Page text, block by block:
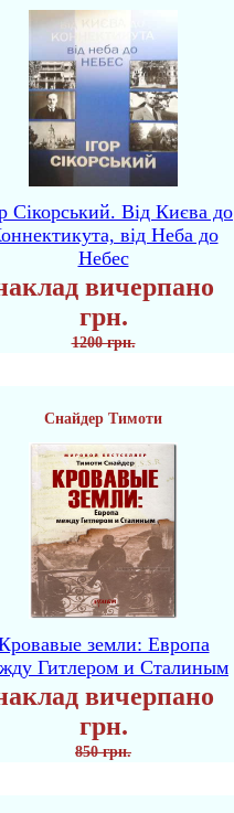
Сікорський. Від Києва до
від Неба до
Небес
вичерпано
грн.
1200 грн.
Снайдер Тимоти
земли: Европа
Гитлером и Сталиным
вичерпано
грн.
850 грн.